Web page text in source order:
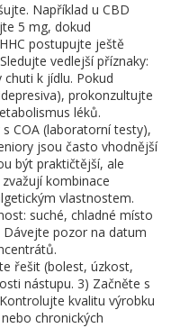
Například u CBD
5 mg, dokud
postupujte ještě
vedlejší příznaky:
k jídlu. Pokud
prokonzultujte
léků.
COA (laboratorní testy),
jsou často vhodnější
být praktičtější, ale
kombinace
vlastnostem.
suché, chladné místo
pozor na datum
řešit (bolest, úzkost,
nástupu. 3) Začněte s
kvalitu výrobku
chronických